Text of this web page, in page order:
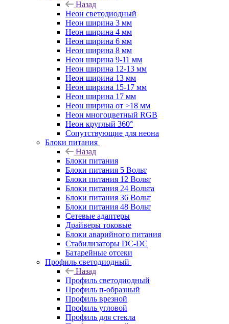
Назад
Неон светодиодный
Неон ширина 3 мм
Неон ширина 4 мм
Неон ширина 6 мм
Неон ширина 8 мм
Неон ширина 9-11 мм
Неон ширина 12-13 мм
Неон ширина 13 мм
Неон ширина 15-17 мм
Неон ширина 17 мм
Неон ширина от >18 мм
Неон многоцветный RGB
Неон круглый 360°
Сопутствующие для неона
Блоки питания
Назад
Блоки питания
Блоки питания 5 Вольт
Блоки питания 12 Вольт
Блоки питания 24 Вольта
Блоки питания 36 Вольт
Блоки питания 48 Вольт
Сетевые адаптеры
Драйверы токовые
Блоки аварийного питания
Стабилизаторы DC-DC
Батарейные отсеки
Профиль светодиодный
Назад
Профиль светодиодный
Профиль п-образный
Профиль врезной
Профиль угловой
Профиль для стекла